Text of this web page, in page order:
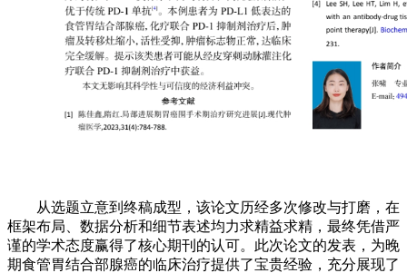
从选题立意到终稿成型，该论文历经多次修改与打磨，在
框架布局、数据分析和细节表述均力求精益求精，最终凭借严
谨的学术态度赢得了核心期刊的认可。此次论文的发表，为晚
期食管胃结合部腺癌的临床治疗提供了宝贵经验，充分展现了